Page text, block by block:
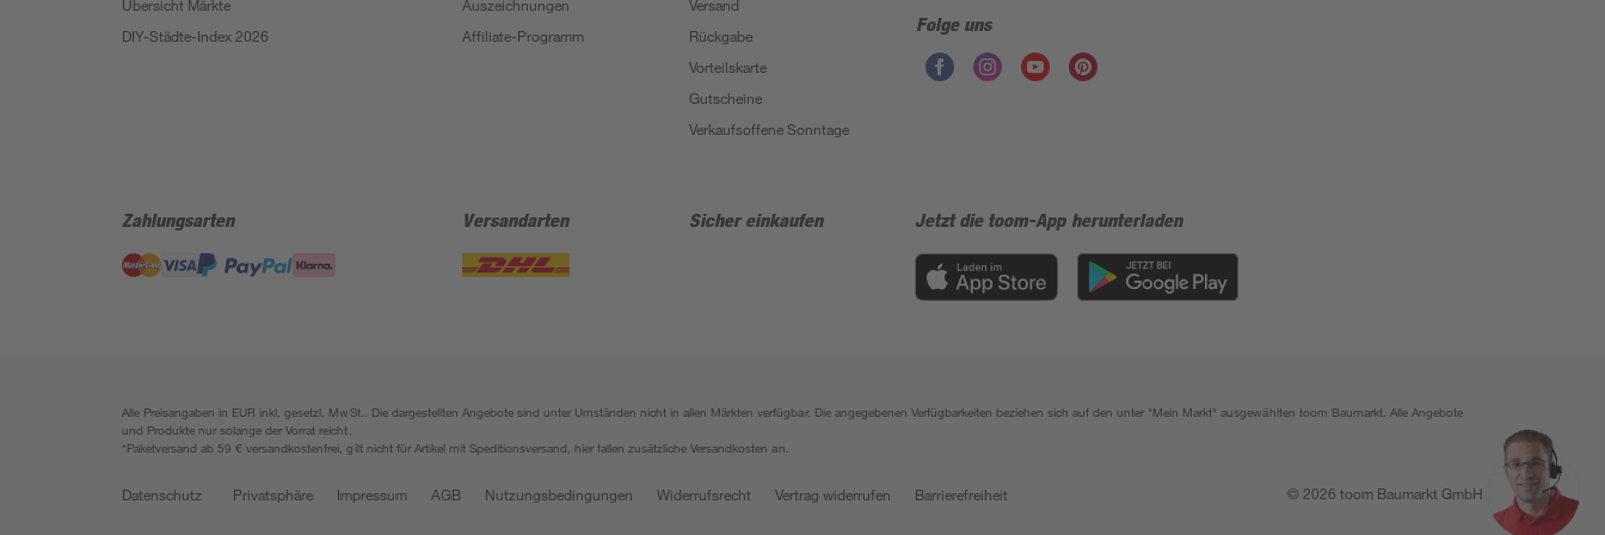
Übersicht Märkte
DIY-Städte-Index 2026
Auszeichnungen
Affiliate-Programm
Versand
Rückgabe
Vorteilskarte
Gutscheine
Verkaufsoffene Sonntage
Folge uns
Zahlungsarten Versandarten Sicher einkaufen Jetzt die toom-App herunterladen
Alle Preisangaben in EUR inkl. gesetzl. MwSt.. Die dargestellten Angebote sind unter Umständen nicht in allen Märkten verfügbar. Die angegebenen Verfügbarkeiten beziehen sich auf den unter "Mein Markt" ausgewählten toom Baumarkt. Alle Angebote
und Produkte nur solange der Vorrat reicht.
*Paketversand ab 59 € versandkostenfrei, gilt nicht für Artikel mit Speditionsversand, hier fallen zusätzliche Versandkosten an.
Datenschutz Privatsphäre Impressum AGB Nutzungsbedingungen Widerrufsrecht Vertrag widerrufen Barrierefreiheit © 2026 toom Baumarkt GmbH